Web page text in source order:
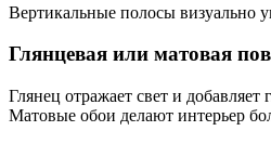
Вертикальные полосы визуально
Глянцевая или матовая
Глянец отражает свет и
Матовые обои делают интерьер